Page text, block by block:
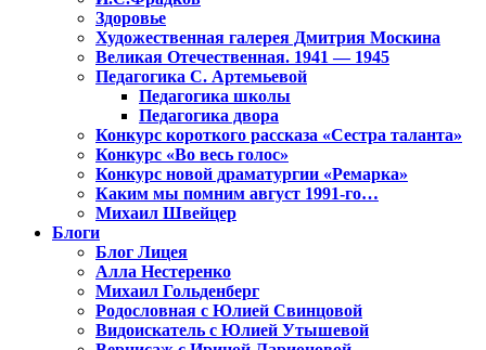
Здоровье
Художественная галерея Дмитрия Москина
Великая Отечественная. 1941 — 1945
Педагогика С. Артемьевой
Педагогика школы
Педагогика двора
Конкурс короткого рассказа «Сестра таланта»
Конкурс «Во весь голос»
Конкурс новой драматургии «Ремарка»
Каким мы помним август 1991-го…
Михаил Швейцер
Блоги
Блог Лицея
Алла Нестеренко
Михаил Гольденберг
Родословная с Юлией Свинцовой
Видоискатель с Юлией Утышевой